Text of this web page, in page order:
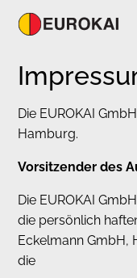
Die EUROKAI
Hamburg.
Vorsitzender des
Die EUROKAI
die persönlich
Eckelmann GmbH,
die